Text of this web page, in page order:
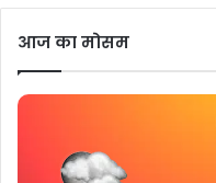
आज का मोसम